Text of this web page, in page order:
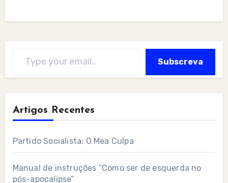
Subscreva
Artigos Recentes
Partido Socialista: O Mea Culpa
Manual de instruções “Como ser de esquerda no
pós-apocalipse”